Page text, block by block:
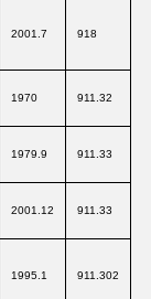
2001.7 918
1970 911.32
1979.9 911.33
2001.12 911.33
1995.1 911.302